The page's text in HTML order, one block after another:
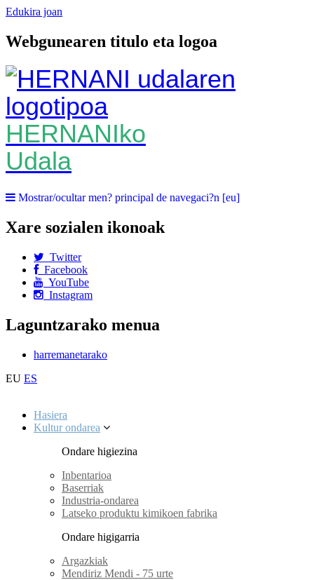
Edukira joan
Webgunearen titulo eta logoa
HERNANIko
Udala
Mostrar/ocultar men? principal de navegaci?n [eu]
Xare sozialen ikonoak
Twitter
Facebook
YouTube
Instagram
Laguntzarako menua
harremanetarako
EU ES
Hasiera
Kultur ondarea
Ondare higiezina
Inbentarioa
Baserriak
Industria-ondarea
Latseko produktu kimikoen fabrika
Ondare higigarria
Argazkiak
Mendiriz Mendi - 75 urte